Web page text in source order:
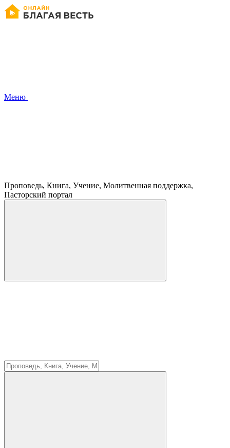
Меню
Проповедь, Книга, Учение, Молитвенная поддержка,
Пасторский портал